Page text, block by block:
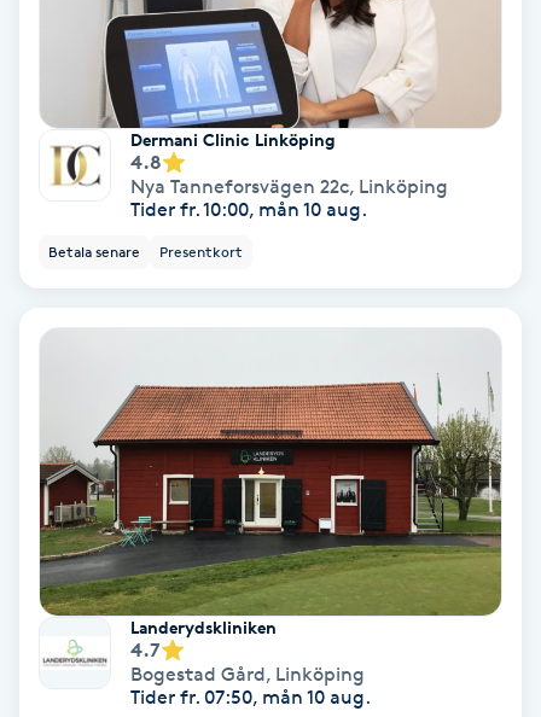
Hälsprickor
IPL
IPL hårborttagning
IR-massage
Japansk massage
K18
Dermani Clinic Linköping
4.8
Nya Tanneforsvägen 22c, Linköping
Tider fr. 10:00, mån 10 aug.
Betala senare Presentkort
Landerydskliniken
4.7
Bogestad Gård, Linköping
Tider fr. 07:50, mån 10 aug.